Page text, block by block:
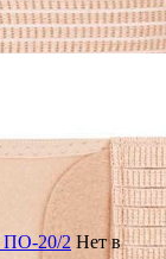
ПО-20/2 Нет в